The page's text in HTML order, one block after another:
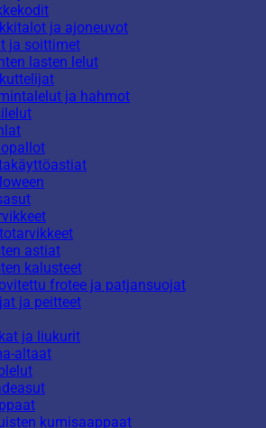
ja ajoneuvot
ja soittimet
lasten lelut
ja hahmot
astiat
kalusteet
frotee ja patjansuojat
ja peitteet
ja liukurit
altaat
kumisaappaat